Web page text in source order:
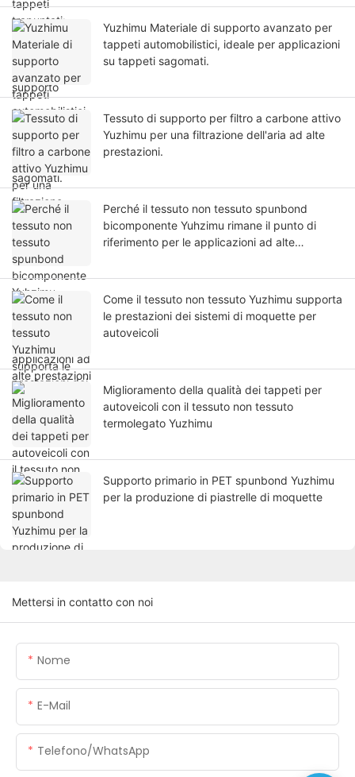
Yuzhimu Materiale di supporto avanzato per
tappeti automobilistici, ideale per applicazioni
su tappeti sagomati.
Tessuto di supporto per filtro a carbone attivo
Yuzhimu per una filtrazione dell'aria ad alte
prestazioni.
Perché il tessuto non tessuto spunbond
bicomponente Yuhzimu rimane il punto di
riferimento per le applicazioni ad alte
Come il tessuto non tessuto Yuzhimu supporta
le prestazioni dei sistemi di moquette per
autoveicoli
Miglioramento della qualità dei tappeti per
autoveicoli con il tessuto non tessuto
termolegato Yuzhimu
Supporto primario in PET spunbond Yuzhimu
per la produzione di piastrelle di moquette
Mettersi in contatto con noi
Nome
E-Mail
Telefono/WhatsApp